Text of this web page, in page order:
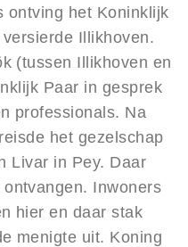
ontving het Koninklijk
Illikhoven.
(tussen Illikhoven en
Paar in gesprek
professionals. Na
het gezelschap
Livar in Pey. Daar
Inwoners
hier en daar stak
menigte uit. Koning